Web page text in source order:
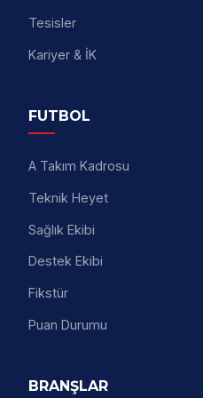
Tesisler
Kariyer & İK
FUTBOL
A Takım Kadrosu
Teknik Heyet
Sağlık Ekibi
Destek Ekibi
Fikstür
Puan Durumu
BRANŞLAR